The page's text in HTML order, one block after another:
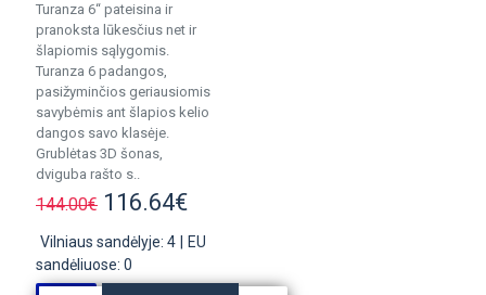
Turanza 6“ pateisina ir
pranoksta lūkesčius net ir
šlapiomis sąlygomis.
Turanza 6 padangos,
pasižyminčios geriausiomis
savybėmis ant šlapios kelio
dangos savo klasėje.
Grublėtas 3D šonas,
dviguba rašto s..
144.00€ 116.64€
Vilniaus sandėlyje: 4
EU
sandėliuose: 0